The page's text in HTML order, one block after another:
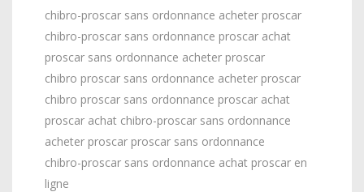
chibro-proscar sans ordonnance acheter proscar
chibro-proscar sans ordonnance proscar achat
proscar sans ordonnance acheter proscar
chibro proscar sans ordonnance acheter proscar
chibro proscar sans ordonnance proscar achat
proscar achat chibro-proscar sans ordonnance
acheter proscar proscar sans ordonnance
chibro-proscar sans ordonnance achat proscar en
ligne